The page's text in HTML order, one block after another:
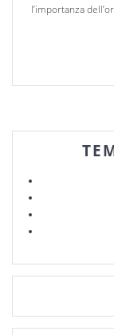
l’importanza